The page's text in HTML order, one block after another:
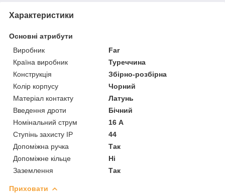
Характеристики
Основні атрибути
Виробник
Far
Країна виробник
Туреччина
Конструкція
Збірно-розбірна
Колір корпусу
Чорний
Матеріал контакту
Латунь
Введення дроти
Бічний
Номінальний струм
16 А
Ступінь захисту IP
44
Допоміжна ручка
Так
Допоміжне кільце
Ні
Заземлення
Так
Приховати